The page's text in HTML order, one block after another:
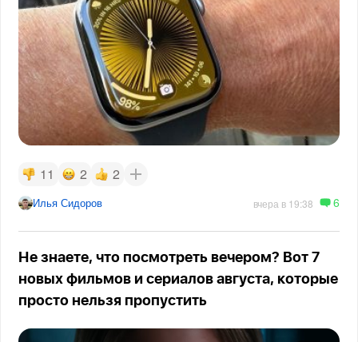
11 2 2
Илья Сидоров вчера в 19:38 6
Не знаете, что посмотреть вечером? Вот 7
новых фильмов и сериалов августа, которые
просто нельзя пропустить